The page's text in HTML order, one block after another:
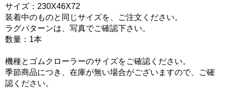
サイズ：230X46X72
装着中のものと同じサイズを、ご注文ください。
ラグパターンは、写真でご確認下さい。
数量：1本
機種とゴムクローラーのサイズをご確認ください。
季節商品につき、在庫が無い場合がございますので、ご確
認ください。